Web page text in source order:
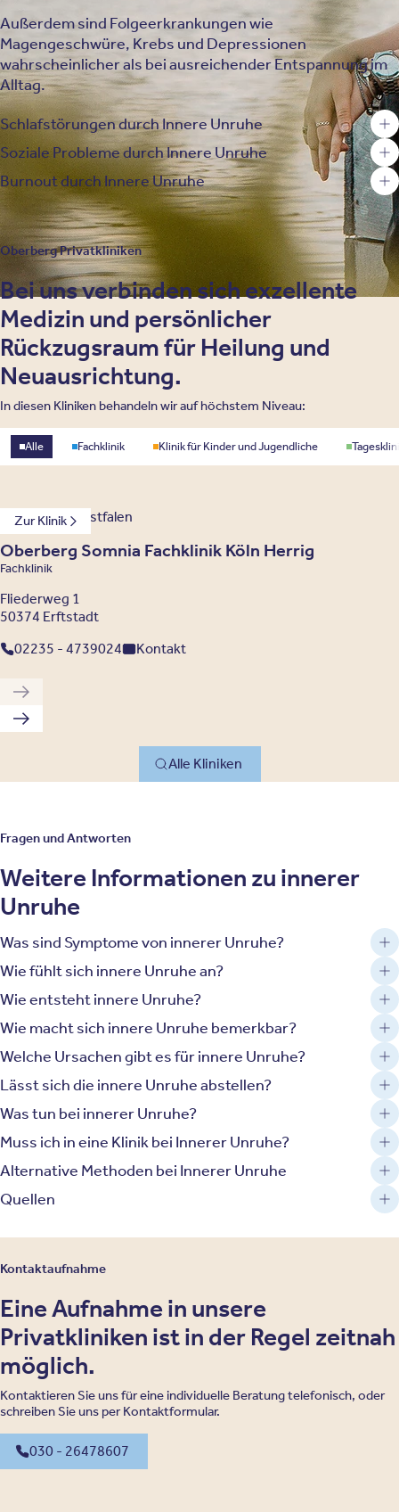
Außerdem sind Folgeerkrankungen wie
Magengeschwüre, Krebs und Depressionen
wahrscheinlicher als bei ausreichender Entspannung im
Alltag.
Schlafstörungen durch Innere Unruhe
Soziale Probleme durch Innere Unruhe
Burnout durch Innere Unruhe
Oberberg Privatkliniken
Bei uns verbinden sich exzellente
Medizin und persönlicher
Rückzugsraum für Heilung und
Neuausrichtung.
In diesen Kliniken behandeln wir auf höchstem Niveau:
Standorttyp
Alle Fachklinik Klinik für Kinder und Jugendliche
Zur Klinik
Nordrhein-Westfalen
Oberberg Somnia Fachklinik Köln Herrig
Fachklinik
Fliederweg 1
50374 Erftstadt
02235 - 4739024
Kontakt
Vorherige Klinik
Nächste Klinik
Alle Kliniken
Fragen und Antworten
Weitere Informationen zu innerer
Unruhe
Was sind Symptome von innerer Unruhe?
Wie fühlt sich innere Unruhe an?
Wie entsteht innere Unruhe?
Wie macht sich innere Unruhe bemerkbar?
Welche Ursachen gibt es für innere Unruhe?
Lässt sich die innere Unruhe abstellen?
Was tun bei innerer Unruhe?
Muss ich in eine Klinik bei Innerer Unruhe?
Alternative Methoden bei Innerer Unruhe
Quellen
Kontaktaufnahme
Eine Aufnahme in unsere
Privatkliniken ist in der Regel zeitnah
möglich.
Kontaktieren Sie uns für eine individuelle Beratung telefonisch, oder
schreiben Sie uns per Kontaktformular.
030 - 26478607